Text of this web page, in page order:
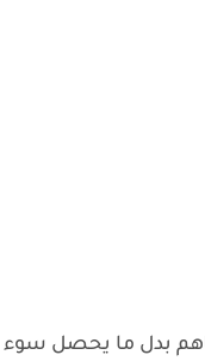
بدل ما يحصل سوء